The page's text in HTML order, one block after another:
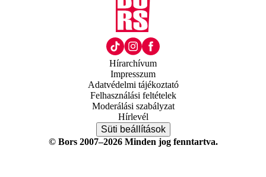
Hírarchívum
Impresszum
Adatvédelmi tájékoztató
Felhasználási feltételek
Moderálási szabályzat
Hírlevél
Süti beállítások
© Bors 2007–2026 Minden jog fenntartva.